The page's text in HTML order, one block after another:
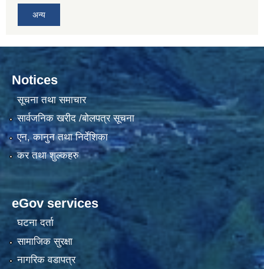
अन्य
Notices
सूचना तथा समाचार
सार्वजनिक खरीद /बोलपत्र सूचना
एन, कानुन तथा निर्देशिका
कर तथा शुल्कहरु
eGov services
घटना दर्ता
सामाजिक सुरक्षा
नागरिक वडापत्र